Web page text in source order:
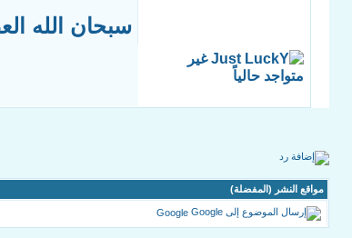
سبحان الله
مواقع النشر (المفضلة)
Google